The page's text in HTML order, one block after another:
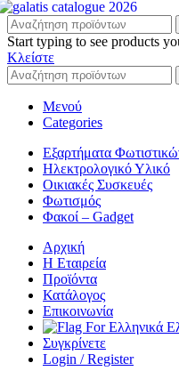
Start typing to see products
Κλείστε
Μενού
Categories
Εξαρτήματα
Ηλεκτρολογικό Υλικό
Οικιακές Συσκευές
Φωτισμός
Φακοί – Gadget
Αρχική
Η Εταιρεία
Προϊόντα
Κατάλογος
Επικοινωνία
Συγκρίνετε
Login / Register